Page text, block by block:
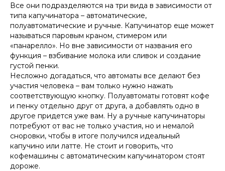
Все они подразделяются на три вида в зависимости от
типа капучинатора – автоматические,
полуавтоматические и ручные. Капучинатор еще может
называться паровым краном, стимером или
«панарелло». Но вне зависимости от названия его
функция – взбивание молока или сливок и создание
густой пенки.
Несложно догадаться, что автоматы все делают без
участия человека – вам только нужно нажать
соответствующую кнопку. Полуавтоматы готовят кофе
и пенку отдельно друг от друга, а добавлять одно в
другое придется уже вам. Ну а ручные капучинаторы
потребуют от вас не только участия, но и немалой
сноровки, чтобы в итоге получился идеальный
капучино или латте. Не стоит и говорить, что
кофемашины с автоматическим капучинатором стоят
дороже.